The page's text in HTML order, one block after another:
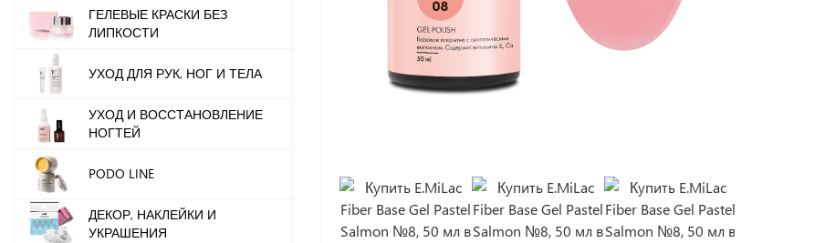
ГЕЛЕВЫЕ КРАСКИ БЕЗ
ЛИПКОСТИ
УХОД ДЛЯ РУК, НОГ И ТЕЛА
УХОД И ВОССТАНОВЛЕНИЕ
НОГТЕЙ
PODO LINE
ДЕКОР, НАКЛЕЙКИ И
УКРАШЕНИЯ